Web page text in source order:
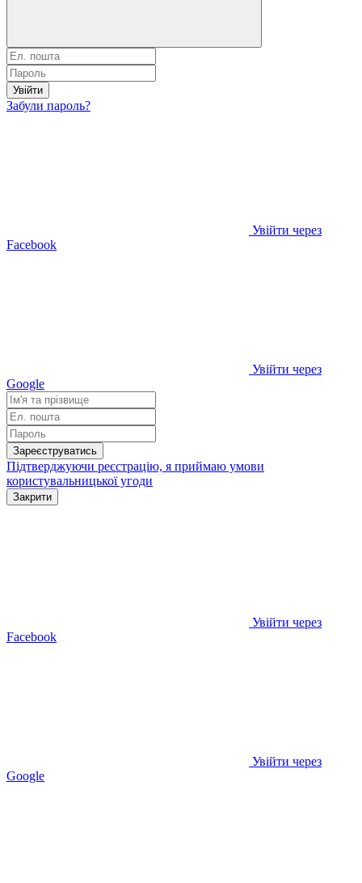
Увійти
Забули пароль?
Увійти через
Facebook
Увійти через
Google
Зареєструватись
Підтверджуючи реєстрацію, я приймаю умови
користувальницької угоди
Закрити
Увійти через
Facebook
Увійти через
Google